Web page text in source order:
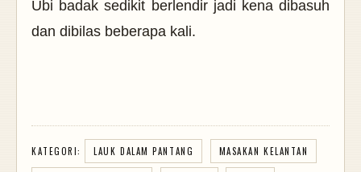
Ubi badak sedikit berlendir jadi kena dibasuh
dan dibilas beberapa kali.
KATEGORI: LAUK DALAM PANTANG MASAKAN KELANTAN